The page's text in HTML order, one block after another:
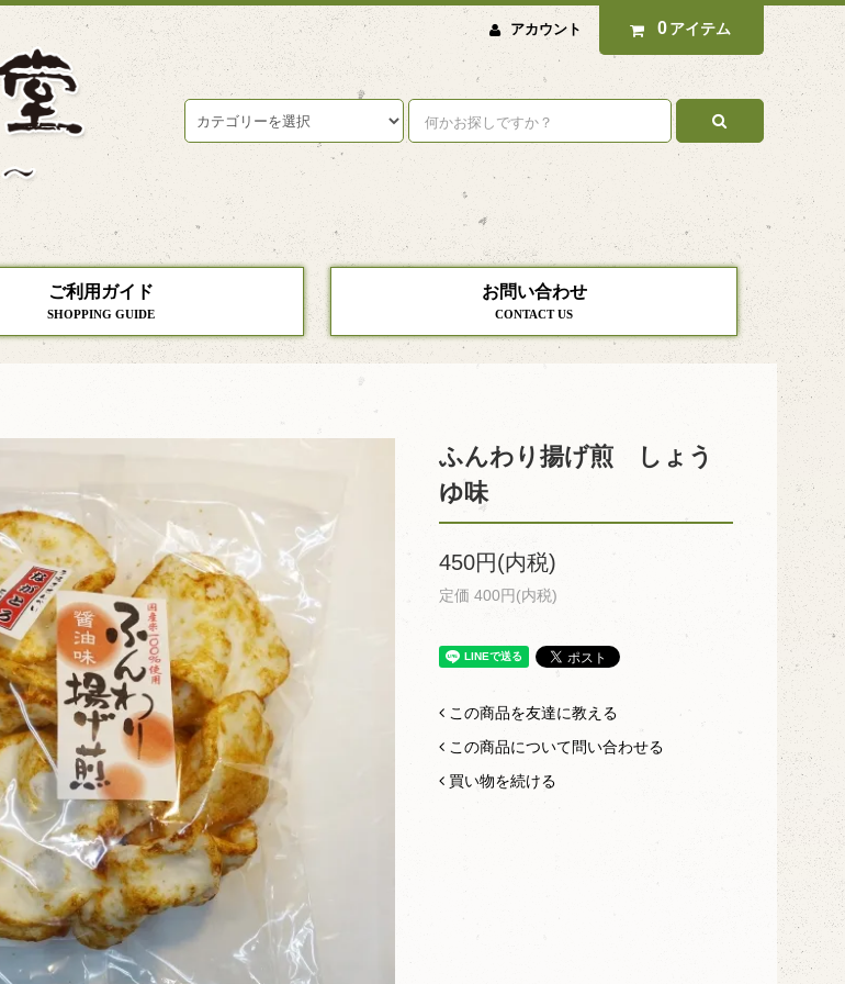
アカウント 0 アイテム
ご利用ガイド
SHOPPING GUIDE
お問い合わせ
CONTACT US
ふんわり揚げ煎 しょう
ゆ味
450円(内税)
定価 400円(内税)
この商品を友達に教える
この商品について問い合わせる
買い物を続ける